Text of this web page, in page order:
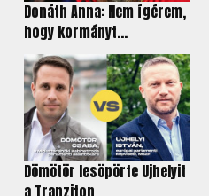
Donáth Anna: Nem ígérem,
hogy kormányt...
Dömötör lesöpörte Ujhelyit